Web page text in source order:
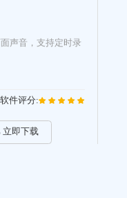
声音，支持定时录
软件评分:
立即下载